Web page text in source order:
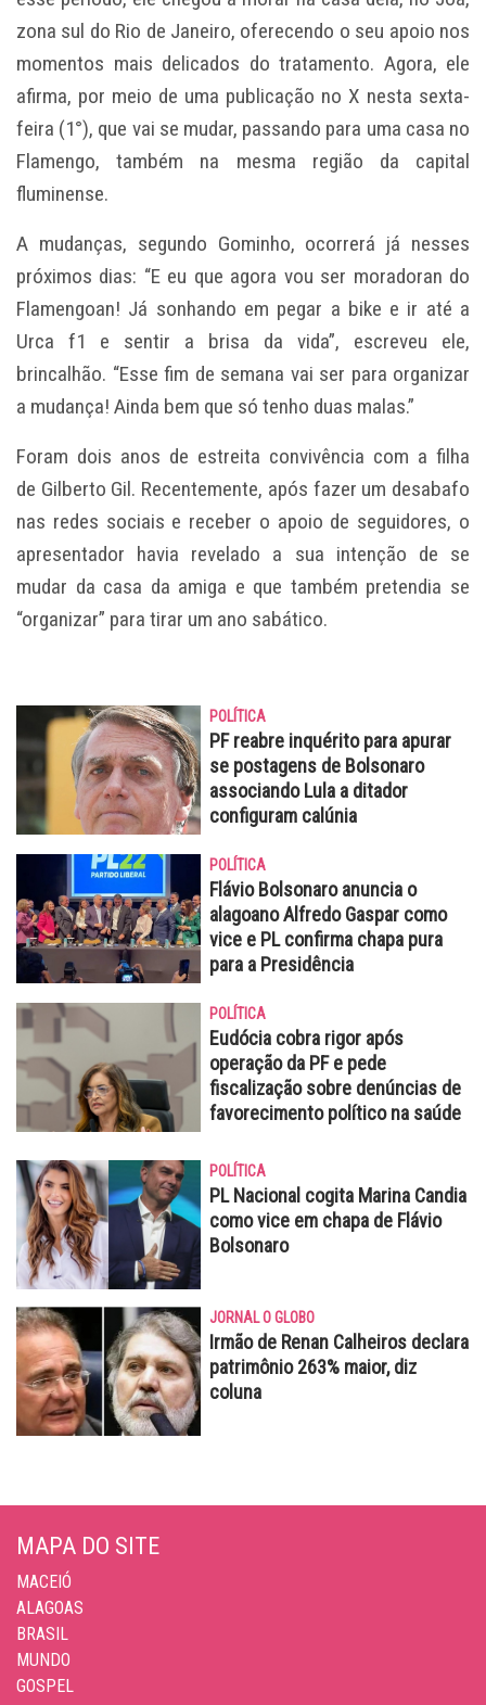
zona sul do Rio de Janeiro, oferecendo o seu apoio nos
momentos mais delicados do tratamento. Agora, ele
afirma, por meio de uma publicação no X nesta sexta-
feira (1°), que vai se mudar, passando para uma casa no
Flamengo, também na mesma região da capital
fluminense.
A mudanças, segundo Gominho, ocorrerá já nesses
próximos dias: “E eu que agora vou ser moradoran do
Flamengoan! Já sonhando em pegar a bike e ir até a
Urca f1 e sentir a brisa da vida”, escreveu ele,
brincalhão. “Esse fim de semana vai ser para organizar
a mudança! Ainda bem que só tenho duas malas.”
Foram dois anos de estreita convivência com a filha
de Gilberto Gil. Recentemente, após fazer um desabafo
nas redes sociais e receber o apoio de seguidores, o
apresentador havia revelado a sua intenção de se
mudar da casa da amiga e que também pretendia se
“organizar” para tirar um ano sabático.
POLÍTICA
PF reabre inquérito para apurar
se postagens de Bolsonaro
associando Lula a ditador
configuram calúnia
POLÍTICA
Flávio Bolsonaro anuncia o
alagoano Alfredo Gaspar como
vice e PL confirma chapa pura
para a Presidência
POLÍTICA
Eudócia cobra rigor após
operação da PF e pede
fiscalização sobre denúncias de
favorecimento político na saúde
POLÍTICA
PL Nacional cogita Marina Candia
como vice em chapa de Flávio
Bolsonaro
JORNAL O GLOBO
Irmão de Renan Calheiros declara
patrimônio 263% maior, diz
coluna
MAPA DO SITE
MACEIÓ
ALAGOAS
BRASIL
MUNDO
GOSPEL